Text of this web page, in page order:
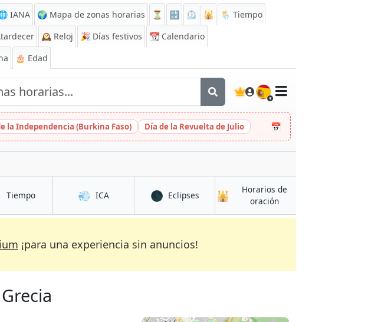
IANA 🌍 Mapa de zonas horarias ⏳ 🔡 ⏲️ 🕌
🌦️ Tiempo
🕰️ Reloj 🎉 Días festivos 📆 Calendario
🎂 Edad
🇪🇸
la Independencia (Burkina Faso) Día de la Revuelta de Julio 📅
Tiempoen Glyfáda 💨 ICAen Glyfáda 🌑 Eclipsesen Glyfáda
🕌
Horarios de
oraciónen Glyfáda
¡para una experiencia sin anuncios!